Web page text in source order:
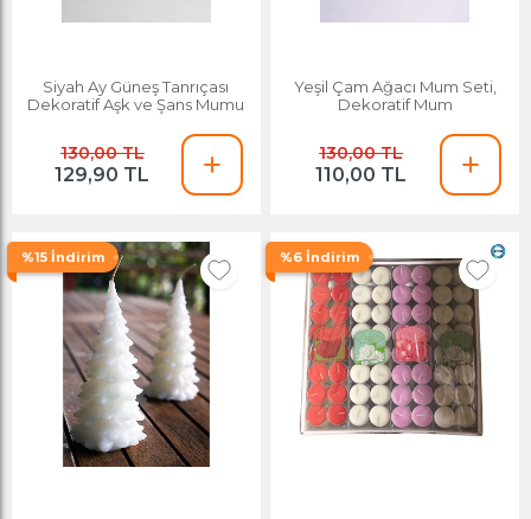
Siyah Ay Güneş Tanrıçası
Dekoratif Aşk ve Şans Mumu
130,00 TL
129,90 TL
Yeşil Çam Ağacı Mum Seti,
Dekoratif Mum
130,00 TL
110,00 TL
%15 İndirim %6 İndirim